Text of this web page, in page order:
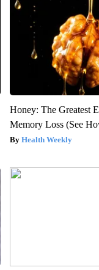
Honey: The Greatest
Memory Loss (See
Health Weekly